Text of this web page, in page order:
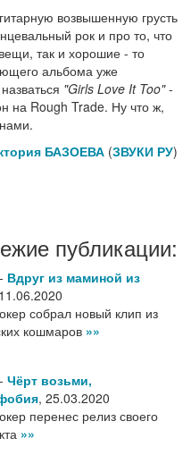
возвышенную грусть
рок и про то, что
так и хорошие - то
альбома уже
"Girls Love It Too"-
на Rough Trade. Ну что ж,
БАЗОЕВА (ЗВУКИ РУ)
публикации:
- Вдруг из маминой из
11.06.2020
собрал новый клип из
кошмаров »»
- Чёрт возьми,
, 25.03.2020
перенес релиз своего
»»